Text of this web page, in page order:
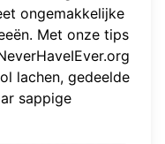
ongemakkelijke
Met onze tips
lachen, gedeelde
sappige